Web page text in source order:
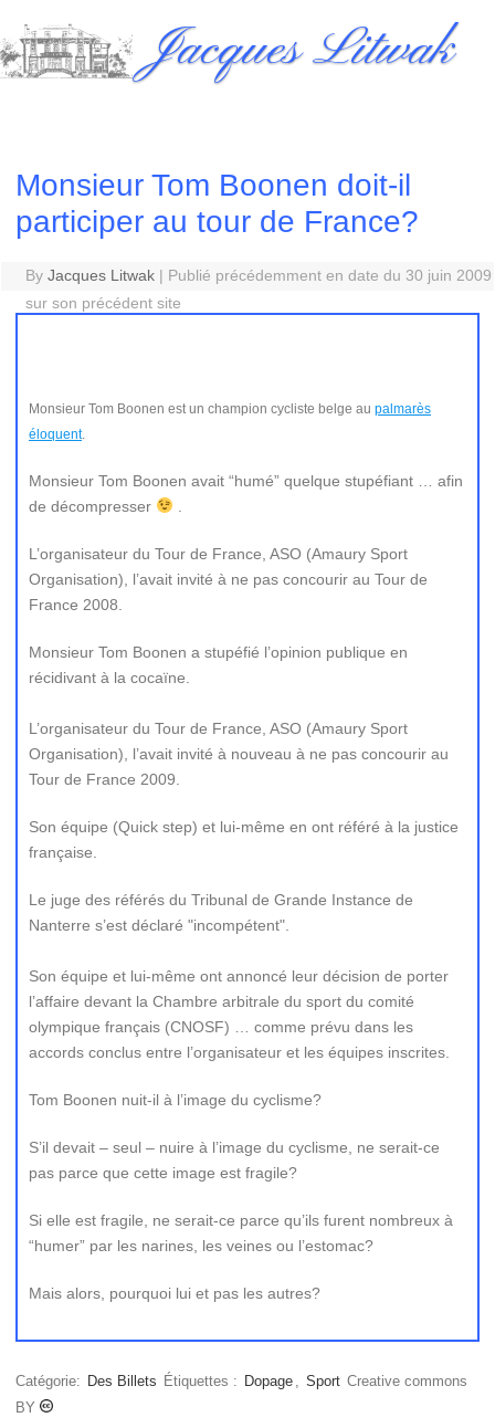
to
content
Jacques Litwak
Monsieur Tom Boonen doit-il
participer au tour de France?
By Jacques Litwak | Publié précédemment en date du 30 juin 2009
sur son précédent site
Monsieur Tom Boonen est un champion cycliste belge au palmarès
éloquent.
Monsieur Tom Boonen avait “humé” quelque stupéfiant … afin
de décompresser
L’organisateur du Tour de France, ASO (Amaury Sport
Organisation), l’avait invité à ne pas concourir au Tour de
France 2008.
Monsieur Tom Boonen a stupéfié l’opinion publique en
récidivant à la cocaïne.
L’organisateur du Tour de France, ASO (Amaury Sport
Organisation), l’avait invité à nouveau à ne pas concourir au
Tour de France 2009.
Son équipe (Quick step) et lui-même en ont référé à la justice
française.
Le juge des référés du Tribunal de Grande Instance de
Nanterre s’est déclaré "incompétent".
Son équipe et lui-même ont annoncé leur décision de porter
l’affaire devant la Chambre arbitrale du sport du comité
olympique français (CNOSF) … comme prévu dans les
accords conclus entre l’organisateur et les équipes inscrites.
Tom Boonen nuit-il à l’image du cyclisme?
S’il devait – seul – nuire à l’image du cyclisme, ne serait-ce
pas parce que cette image est fragile?
Si elle est fragile, ne serait-ce parce qu’ils furent nombreux à
“humer” par les narines, les veines ou l’estomac?
Mais alors, pourquoi lui et pas les autres?
Catégorie: Des Billets Étiquettes : Dopage , Sport Creative commons
BY